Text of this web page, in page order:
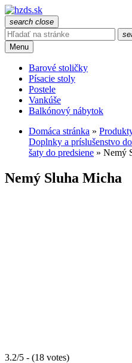
search close
Menu
Barové stoličky
Písacie stoly
Postele
Vankúše
Balkónový nábytok
Domáca stránka »
Doplnky a príslušenstvo
šaty do predsiene » Nemý
Nemý Sluha Micha
3.2/5 - (18 votes)